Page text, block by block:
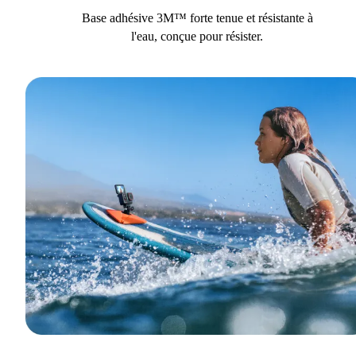
Base adhésive 3M™ forte tenue et résistante à
l'eau, conçue pour résister.